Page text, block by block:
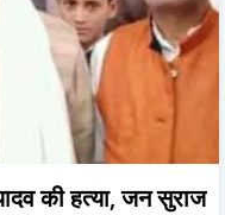
की हत्या, जन सुराज